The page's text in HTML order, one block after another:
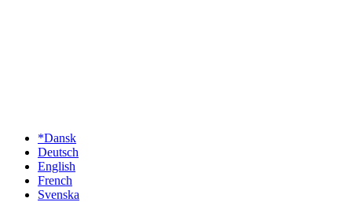
*Dansk
Deutsch
English
French
Svenska